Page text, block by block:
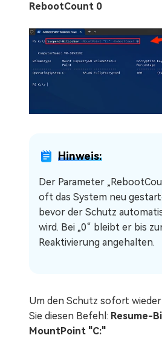
RebootCount 0
Hinweis:
Der Parameter
oft das System neu
bevor der Schutz
wird. Bei „0“ bleibt er bis
Reaktivierung angehalten.
Um den Schutz sofort
Sie diesen Befehl: Resume-
MountPoint "C:"